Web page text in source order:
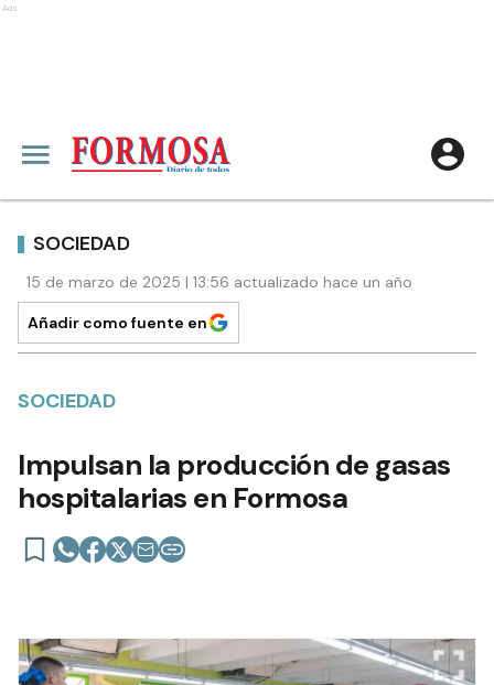
Ads
SOCIEDAD
15 de marzo de 2025 | 13:56 actualizado hace un año
Añadir como fuente en
SOCIEDAD
Impulsan la producción de gasas
hospitalarias en Formosa